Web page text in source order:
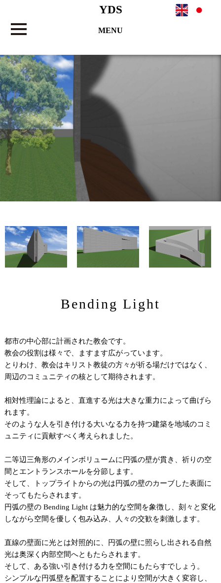
YDS
MENU
Bending Light
都市の中心部に計画された教会です。
教会の役割は様々で、ますます広がっています。
とりわけ、教会はキリスト教徒の方々が祈る場だけではなく、
周辺のコミュニティの核として期待されます。
相対性理論によると、直進する光は大きな重力によって曲げら
れます。
そのような人を引き付ける大いなる力を持つ建築を地域のコミ
ュニティに貢献すべく考えられました。
二等辺三角形のメインボリュームに円弧の壁が貫き、祈りの空
間とエントランスホールを分節します。
そして、トップライトからの光は円弧の壁のカーブした表面に
そってもたらされます。
円弧の壁の Bending Light は魅力的な空間を象徴し、刻々と変化
しながら空間を優しく包み込み、人々の交歓を刺激します。
直線の壁面に光とは対照的に、円弧の壁に照らし出される自然
光は奥深く内部空間へともたらされます。
そして、ある強い引き付ける力を空間にもたらすでしょう。
シンプルな円弧壁を配置することにより空間が大きく変容し、